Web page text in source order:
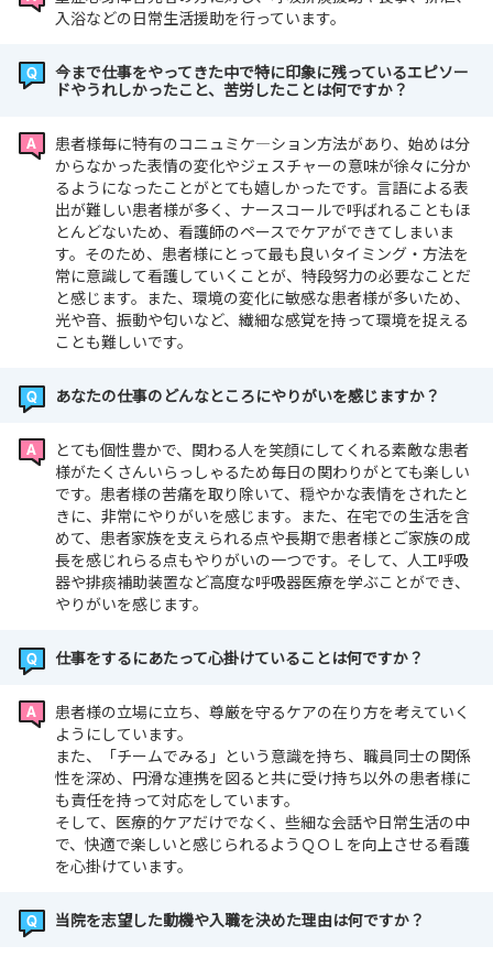
入浴などの日常生活援助を行っています。
今まで仕事をやってきた中で特に印象に残っているエピソー
ドやうれしかったこと、苦労したことは何ですか？
患者様毎に特有のコニュミケ―ション方法があり、始めは分
からなかった表情の変化やジェスチャーの意味が徐々に分か
るようになったことがとても嬉しかったです。言語による表
出が難しい患者様が多く、ナースコールで呼ばれることもほ
とんどないため、看護師のペースでケアができてしまいま
す。そのため、患者様にとって最も良いタイミング・方法を
常に意識して看護していくことが、特段努力の必要なことだ
と感じます。また、環境の変化に敏感な患者様が多いため、
光や音、振動や匂いなど、繊細な感覚を持って環境を捉える
ことも難しいです。
あなたの仕事のどんなところにやりがいを感じますか？
とても個性豊かで、関わる人を笑顔にしてくれる素敵な患者
様がたくさんいらっしゃるため毎日の関わりがとても楽しい
です。患者様の苦痛を取り除いて、穏やかな表情をされたと
きに、非常にやりがいを感じます。また、在宅での生活を含
めて、患者家族を支えられる点や長期で患者様とご家族の成
長を感じれらる点もやりがいの一つです。そして、人工呼吸
器や排痰補助装置など高度な呼吸器医療を学ぶことができ、
やりがいを感じます。
仕事をするにあたって心掛けていることは何ですか？
患者様の立場に立ち、尊厳を守るケアの在り方を考えていく
ようにしています。
また、「チームでみる」という意識を持ち、職員同士の関係
性を深め、円滑な連携を図ると共に受け持ち以外の患者様に
も責任を持って対応をしています。
そして、医療的ケアだけでなく、些細な会話や日常生活の中
で、快適で楽しいと感じられるようＱＯＬを向上させる看護
を心掛けています。
当院を志望した動機や入職を決めた理由は何ですか？